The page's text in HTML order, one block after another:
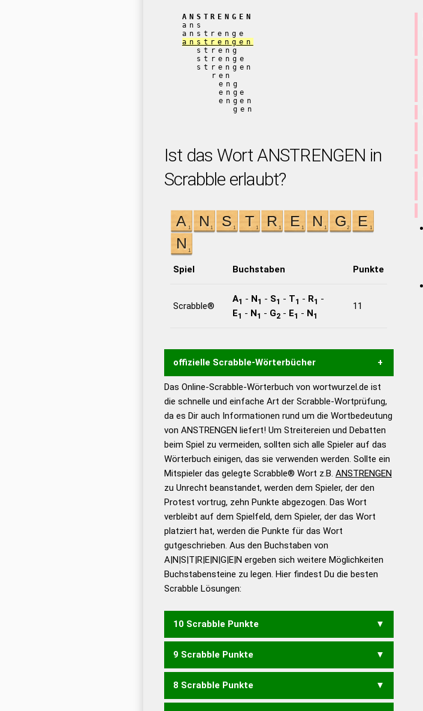
ANSTRENGEN
ans
anstrenge
anstrengen
streng
strenge
strengen
ren
eng
enge
engen
gen
Ist das Wort ANSTRENGEN in
Scrabble erlaubt?
Spiel Buchstaben Punkte
Scrabble®
A1 - N1 - S1 - T1 - R1 -
E1 - N1 - G2- E1 - N1
11
offizielle Scrabble-Wörterbücher
Wortwurzel liefert mit Hilfe eines semantischen
Wortanalyse-Algorithmus gute Anhaltspunkte zu
Wortbedeutung, Worttrennung und Wortform, um die
Gültigkeit eines Wortes für das Scrabble-Spiel zu
bestimmen! zugelassene Turnier Scrabble-
Wörterbücher sind:
Duden – Standardwerk in 12
Bänden
Duden – Richtiges und gutes
Deutsch
Duden – Die deutsche Grammatik
Duden – Deutsches
Universalwörterbuch
Das Online-Scrabble-Wörterbuch von wortwurzel.de ist
die schnelle und einfache Art der Scrabble-Wortprüfung,
da es Dir auch Informationen rund um die Wortbedeutung
von ANSTRENGEN liefert! Um Streitereien und Debatten
beim Spiel zu vermeiden, sollten sich alle Spieler auf das
Wörterbuch einigen, das sie verwenden werden. Sollte ein
Mitspieler das gelegte Scrabble® Wort z.B. ANSTRENGEN
zu Unrecht beanstandet, werden dem Spieler, der den
Protest vortrug, zehn Punkte abgezogen. Das Wort
verbleibt auf dem Spielfeld, dem Spieler, der das Wort
platziert hat, werden die Punkte für das Wort
gutgeschrieben. Aus den Buchstaben von
A|N|S|T|R|E|N|G|E|N ergeben sich weitere Möglichkeiten
Buchstabensteine zu legen. Hier findest Du die besten
Scrabble Lösungen:
10 Scrabble Punkte
ANSENGTEN ENTRANGEN
GENANNTES
GERANNTEN GERANNTES RENNTAGEN RENNTAGES
9 Scrabble Punkte
ANREGENS ANREGEST
ANSENGET ANSENGTE ENTGASEN ENTSAGEN
8 Scrabble Punkte